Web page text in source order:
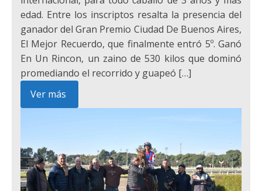
edad. Entre los inscriptos resalta la presencia del
ganador del Gran Premio Ciudad De Buenos Aires,
El Mejor Recuerdo, que finalmente entró 5º. Ganó
En Un Rincon, un zaino de 530 kilos que dominó
promediando el recorrido y guapeó […]
Ver más